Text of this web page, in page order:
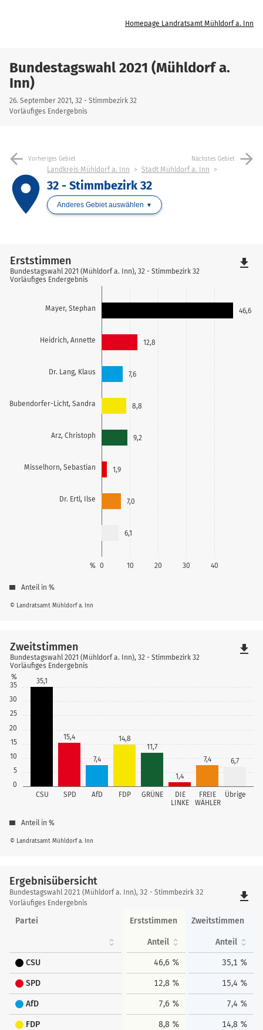
Homepage Landratsamt Mühldorf a. Inn
Bundestagswahl 2021 (Mühldorf a.
Inn)
26. September 2021, 32 - Stimmbezirk 32
Vorläufiges Endergebnis
arrow_back Vorheriges Gebiet Nächstes Gebiet arrow_forward
place
Landkreis Mühldorf a. Inn Stadt Mühldorf a. Inn
32 - Stimmbezirk 32
Anderes Gebiet auswählen
Mayer, Stephan
Heidrich, Annette
Dr. Lang, Klaus
Bubendorfer-Licht, Sandra
Arz, Christoph
Misselhorn, Sebastian
Dr. Ertl, Ilse
0 10 20 30 40
%
46,6
12,8
7,6
8,8
9,2
1,9
7,0
6,1
© Landratsamt Mühldorf a. Inn
Erststimmen
Bundestagswahl 2021 (Mühldorf a. Inn), 32 - Stimmbezirk 32
Vorläufiges Endergebnis
Anteil in %
file_download
0
5
10
15
20
25
30
35
%
CSU SPD AfD FDP GRÜNE
DIE
LINKE
FREIE
WÄHLER
Übrige
35,1
15,4
7,4
14,8
11,7
1,4
7,4 6,7
© Landratsamt Mühldorf a. Inn
Zweitstimmen
Bundestagswahl 2021 (Mühldorf a. Inn), 32 - Stimmbezirk 32
Vorläufiges Endergebnis
Anteil in %
file_download
Ergebnisübersicht
Ergebnisübersicht
Bundestagswahl 2021 (Mühldorf a. Inn), 32 - Stimmbezirk 32
Vorläufiges Endergebnis
file_download
Partei Erststimmen Zweitstimmen
Anteil Anteil
CSU 46,6 % 35,1 %
SPD 12,8 % 15,4 %
AfD 7,6 % 7,4 %
FDP 8,8 % 14,8 %